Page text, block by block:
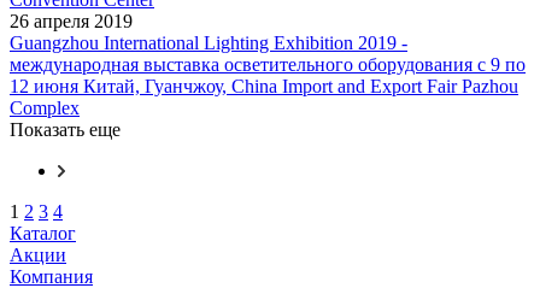
26 апреля 2019
Guangzhou International Lighting Exhibition 2019 -
международная выставка осветительного оборудования с 9 по
12 июня Китай, Гуанчжоу, China Import and Export Fair Pazhou
Complex
Показать еще
1 2 3 4
Каталог
Акции
Компания